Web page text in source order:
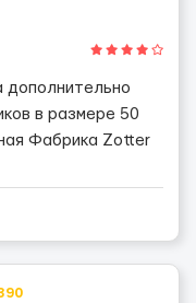
дополнительно
в размере 50
Фабрика Zotter